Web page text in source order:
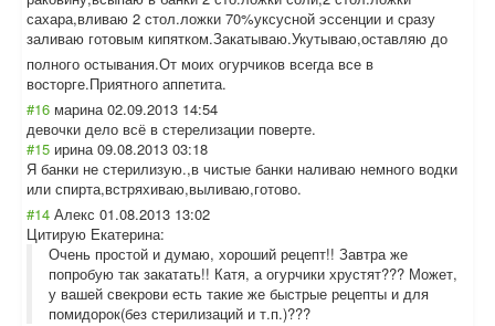
сахара,вливаю 2 стол.ложки 70%уксусной эссенции и сразу
заливаю готовым кипятком.Закатываю.Укутываю,оставляю до
полного остывания.От моих огурчиков всегда все в
восторге.Приятного аппетита.
#16 марина 02.09.2013 14:54
девочки дело всё в стерелизации поверте.
#15 ирина 09.08.2013 03:18
Я банки не стерилизую.,в чистые банки наливаю немного водки
или спирта,встряхиваю,выливаю,готово.
#14 Алекс 01.08.2013 13:02
Цитирую Екатерина:
Очень простой и думаю, хороший рецепт!! Завтра же
попробую так закатать!! Катя, а огурчики хрустят??? Может,
у вашей свекрови есть такие же быстрые рецепты и для
помидорок(без стерилизаций и т.п.)???